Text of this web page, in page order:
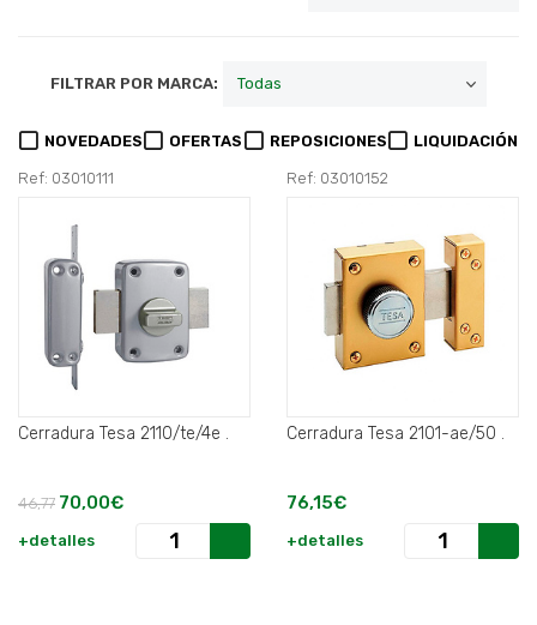
FILTRAR POR MARCA:
NOVEDADES OFERTAS REPOSICIONES LIQUIDACIÓN
Ref: 03010111
Cerradura Tesa 2110/te/4e .
46,77 70,00€
+detalles
Ref: 03010152
Cerradura Tesa 2101-ae/50 .
76,15€
+detalles